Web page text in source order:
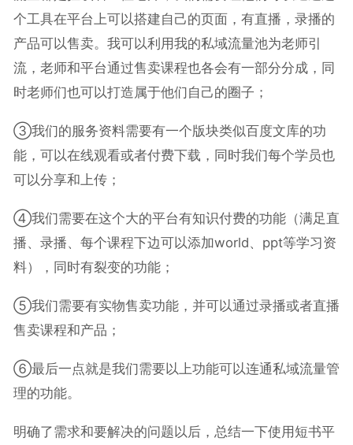
个工具在平台上可以搭建自己的页面，有直播，录播的
产品可以售卖。我可以利用我的私域流量池为老师引
流，老师和平台通过售卖课程也各会有一部分分成，同
时老师们也可以打造属于他们自己的圈子；
③我们的服务资料需要有一个版块类似百度文库的功
能，可以在线观看或者付费下载，同时我们每个学员也
可以分享和上传；
④我们需要在这个大的平台有知识付费的功能（满足直
播、录播、每个课程下边可以添加world、ppt等学习资
料），同时有裂变的功能；
⑤我们需要有实物售卖功能，并可以通过录播或者直播
售卖课程和产品；
⑥最后一点就是我们需要以上功能可以连通私域流量管
理的功能。
明确了需求和要解决的问题以后，总结一下使用短书平